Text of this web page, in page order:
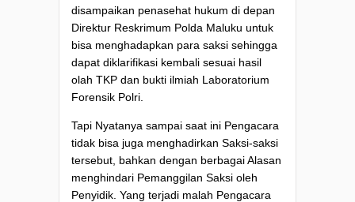
disampaikan penasehat hukum di depan
Direktur Reskrimum Polda Maluku untuk
bisa menghadapkan para saksi sehingga
dapat diklarifikasi kembali sesuai hasil
olah TKP dan bukti ilmiah Laboratorium
Forensik Polri.
Tapi Nyatanya sampai saat ini Pengacara
tidak bisa juga menghadirkan Saksi-saksi
tersebut, bahkan dengan berbagai Alasan
menghindari Pemanggilan Saksi oleh
Penyidik. Yang terjadi malah Pengacara